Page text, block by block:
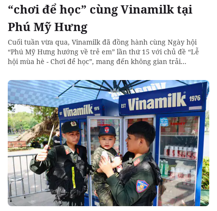
“chơi để học” cùng Vinamilk tại
Phú Mỹ Hưng
Cuối tuần vừa qua, Vinamilk đã đồng hành cùng Ngày hội
“Phú Mỹ Hưng hướng về trẻ em” lần thứ 15 với chủ đề “Lễ
hội mùa hè - Chơi để học”, mang đến không gian trải...